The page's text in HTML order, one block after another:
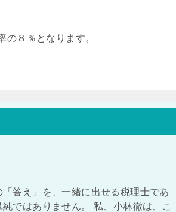
８％となります。
答え」を、一緒に出せる税理士であ
ではありません。 私、小林徹は、こ